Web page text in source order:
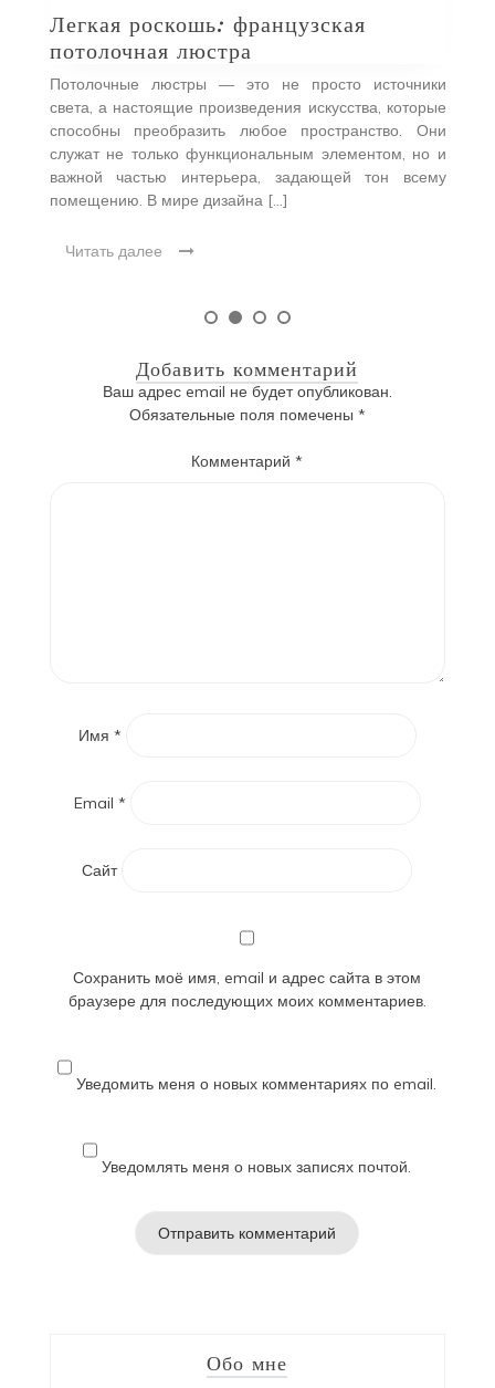
Легкая роскошь: французская
потолочная люстра
Потолочные люстры — это не просто источники
света, а настоящие произведения искусства, которые
способны преобразить любое пространство. Они
служат не только функциональным элементом, но и
важной частью интерьера, задающей тон всему
помещению. В мире дизайна […]
Читать далее
Добавить комментарий
Ваш адрес email не будет опубликован.
Обязательные поля помечены *
Комментарий*
Имя *
Email *
Сайт
Сохранить моё имя, email и адрес сайта в этом
браузере для последующих моих комментариев.
Уведомить меня о новых комментариях по email.
Уведомлять меня о новых записях почтой.
Обо мне